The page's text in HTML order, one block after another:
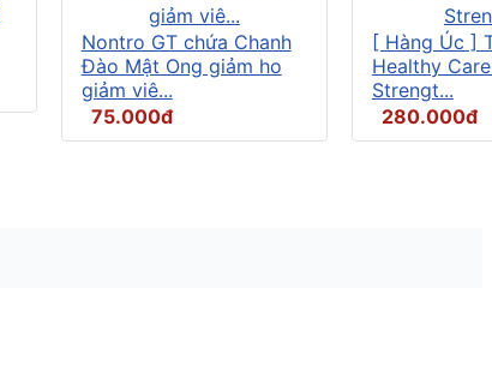
Nontro GT chứa Chanh
Đào Mật Ong giảm ho
giảm viê...
75.000đ
[ Hàng Úc ]
Healthy
Strengt...
280.000đ